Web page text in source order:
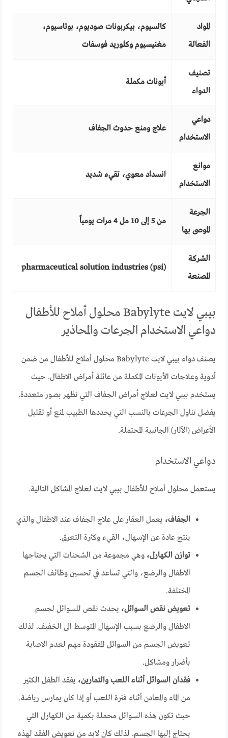
المواد
الفعالة
كالسيوم، بيكربونات صوديوم، بوتاسيوم،
مغنيسيوم وكلوريد فوسفات
تصنيف
الدواء
أيونات مكملة
دواعي
الاستخدام
علاج ومنع حدوث الجفاف
موانع
الاستخدام
انسداد معوي، تقيء شديد
الجرعة
الموصى بها
من 5 إلى 10 مل 4 مرات يومياً
الشركة
المصنعة
pharmaceutical solution industries (psi)
بيبي لايت Babylyte محلول أملاح للأطفال
دواعي الاستخدام الجرعات والمحاذير
يصنف دواء بيبي لايت Babylyte محلول أملاح للأطفال من ضمن
أدوية وعلاجات الأيونات المكملة من عائلة أمراض الاطفال. حيث
يستخدم بيبي لايت لعلاج أمراض الجفاف التي تظهر بصور متعددة.
يفضل تناول الجرعات بالنسب التي يحددها الطبيب لمنع أو تقليل
الأعراض (الآثار) الجانبية المحتملة.
دواعي الاستخدام
يستعمل محلول أملاح للأطفال بيبي لايت لعلاج المشاكل التالية.
الجفاف، يعمل العقار على علاج الجفاف عند الاطفال والذي
ينتج عادة عن الإسهال، القيء وكثرة التعرق.
توازن الكهارل، وهي مجموعة من الشحنات التي يحتاجها
الاطفال والرضع، والتي تساعد في تحسين وظائف الجسم
المختلفة.
تعويض نقص السوائل، يحدث نقص للسوائل لجسم
الاطفال والرضع بسبب الإسهال المتوسط الى الخفيف. لذلك
تعويض الجسم من السوائل المفقودة مهم لعدم الاصابة
بأضرار ومشاكل.
فقدان السوائل أثناء اللعب والتمارين، يفقد الطفل الكثير
من الماء والمعادن أثناء فترة اللعب أو إذا كان يمارس رياضة.
حيث تكون هذه السوائل محملة بكمية من الكهارل التي
يحتاج إليها الجسم. لذلك كان لابد من تعويض الفقد لهذه